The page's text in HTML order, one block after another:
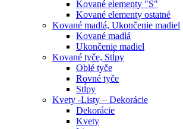
Kované elementy "S"
Kované elementy ostatné
Kované madlá, Ukončenie madiel
Kované madlá
Ukončenie madiel
Kované tyče, Stĺpy
Oblé tyče
Rovné tyče
Stĺpy
Kvety -Listy – Dekorácie
Dekorácie
Kvety